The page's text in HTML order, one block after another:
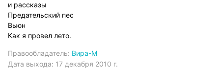
и рассказы
Предательский пес
Вьюн
Как я провел лето.
Правообладатель: Вира-М
Дата выхода: 17 декабря 2010 г.